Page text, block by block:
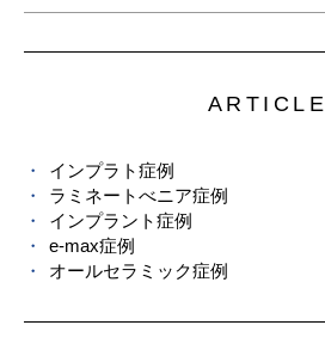
ARTICLE
インプラト症例
ラミネートべニア症例
インプラント症例
e-max症例
オールセラミック症例